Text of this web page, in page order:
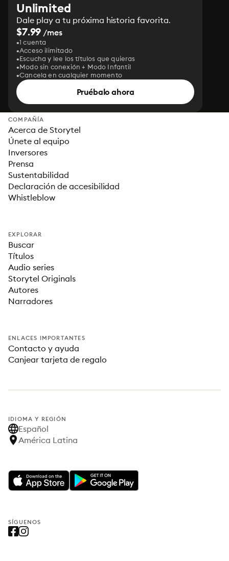
Unlimited
Dale play a tu próxima historia favorita.
$7.99 /mes
1 cuenta
Acceso ilimitado
Escucha y lee los títulos que quieras
Modo sin conexión + Modo Infantil
Cancela en cualquier momento
Pruébalo ahora
COMPAÑÍA
Acerca de Storytel
Únete al equipo
Inversores
Prensa
Sustentabilidad
Declaración de accesibilidad
Whistleblow
EXPLORAR
Buscar
Títulos
Audio series
Storytel Originals
Autores
Narradores
ENLACES IMPORTANTES
Contacto y ayuda
Canjear tarjeta de regalo
IDIOMA Y REGIÓN
Español
América Latina
SÍGUENOS